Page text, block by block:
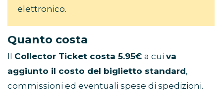
elettronico.
Quanto costa
Il Collector Ticket costa 5.95€ a cui va
aggiunto il costo del biglietto standard,
commissioni ed eventuali spese di spedizioni.